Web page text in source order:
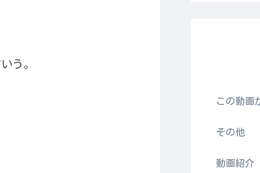
う。
この動画
その他
動画紹介